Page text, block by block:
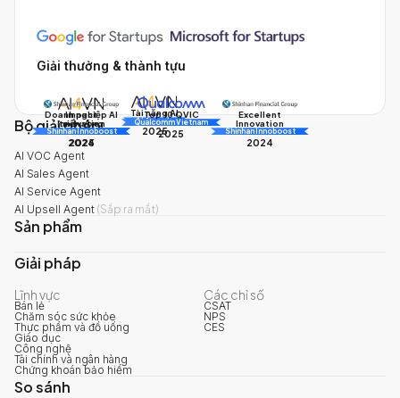
Giải thưởng & thành tựu
Doanh nghiệp AI
triển vọng
AI Awards
2025
Tài năng AI
AI Awards
2025
Excellent
Innovation
Shinhan Innoboost
2024
Impact
Innovation
Shinhan Innoboost
2024
Top 10 QVIC
Qualcomm Vietnam
2025
Bộ giải pháp
AI VOC Agent
AI Sales Agent
AI Service Agent
AI Upsell Agent (Sắp ra mắt)
Sản phẩm
Giải pháp
Lĩnh vực
Bán lẻ
Chăm sóc sức khỏe
Thực phẩm và đồ uống
Giáo dục
Công nghệ
Tài chính và ngân hàng
Chứng khoán bảo hiểm
Các chỉ số
CSAT
NPS
CES
So sánh